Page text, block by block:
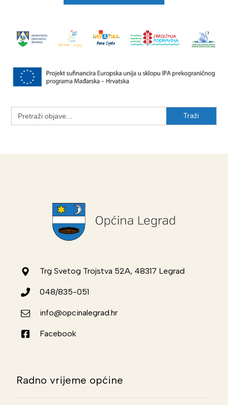
Search
for:
Trg Svetog Trojstva 52A, 48317 Legrad
048/835-051
info@opcinalegrad.hr
Facebook
Radno vrijeme općine